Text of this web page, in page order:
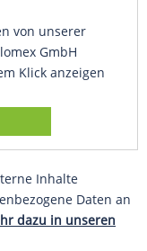
von unserer
GmbH
Klick anzeigen
Inhalte
Daten an
dazu in unseren